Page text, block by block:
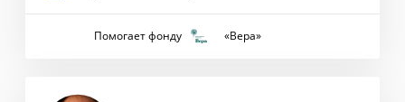
Помогает фонду «Вера»